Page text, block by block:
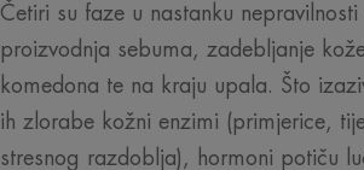
Četiri su faze u nastanku
proizvodnja sebuma, zadebljanje
komedona te na kraju upala. Što
ih zlorabe kožni enzimi (primjerice,
stresnog razdoblja), hormoni potiču